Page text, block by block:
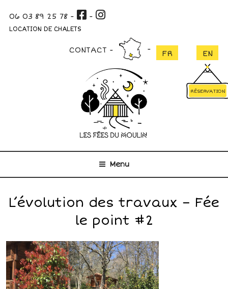
au
contenu
06 03 89 25 78- -
LOCATION DE CHALETS
CONTACT
Menu
RÉSERVATION
L’évolution des travaux – Fée
le point #2